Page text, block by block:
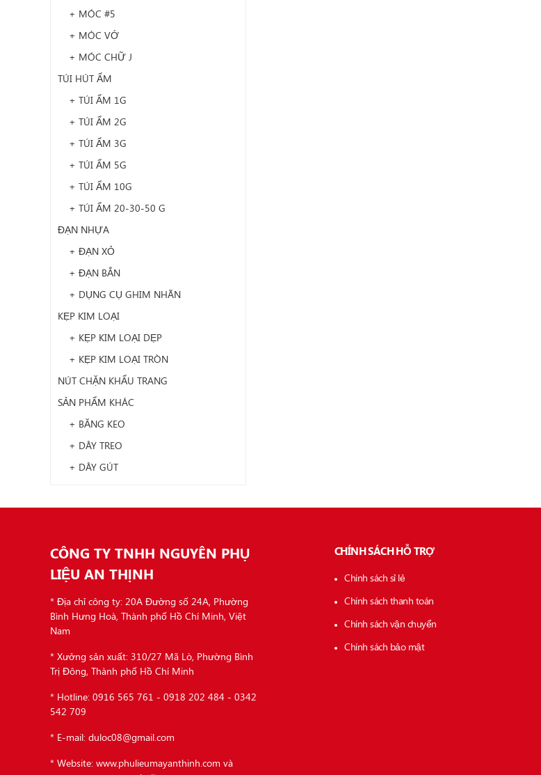
+ MÓC #5
+ MÓC VỚ
+ MÓC CHỮ J
TÚI HÚT ẨM
+ TÚI ẨM 1G
+ TÚI ẨM 2G
+ TÚI ẨM 3G
+ TÚI ẨM 5G
+ TÚI ẨM 10G
+ TÚI ẨM 20-30-50 G
ĐẠN NHỰA
+ ĐẠN XỎ
+ ĐẠN BẮN
+ DỤNG CỤ GHIM NHÃN
KẸP KIM LOẠI
+ KẸP KIM LOẠI DẸP
+ KẸP KIM LOẠI TRÒN
NÚT CHẶN KHẨU TRANG
SẢN PHẨM KHÁC
+ BĂNG KEO
+ DÂY TREO
+ DÂY GÚT
CÔNG TY TNHH NGUYÊN PHỤ
LIỆU AN THỊNH
* Địa chỉ công ty: 20A Đường số 24A, Phường
Bình Hưng Hoà, Thành phố Hồ Chí Minh, Việt
Nam
* Xưởng sản xuất: 310/27 Mã Lò, Phường Bình
Trị Đông, Thành phố Hồ Chí Minh
* Hotline: 0916 565 761 - 0918 202 484 - 0342
542 709
* E-mail: duloc08@gmail.com
* Website: www.phulieumayanthinh.com và
CHÍNH SÁCH HỖ TRỢ
Chính sách sỉ lẻ
Chính sách thanh toán
Chính sách vận chuyển
Chính sách bảo mật